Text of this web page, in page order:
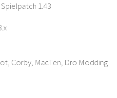
1.43
Corby, MacTen, Dro Modding